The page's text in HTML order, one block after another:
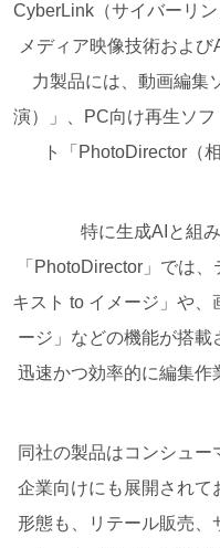
CyberLink（サイバーリ
メディア映像技術およ
力製品には、動画編集
演）」、PC向け再生ソ
ト「PhotoDirector（
特に生成AIと組
「PhotoDirector」では
キスト to イメージ」や、
ージ」などの機能が搭載
迅速かつ効率的に編集作
同社の製品はコンシュ
企業向けにも展開されて
形態も、リテール販売、